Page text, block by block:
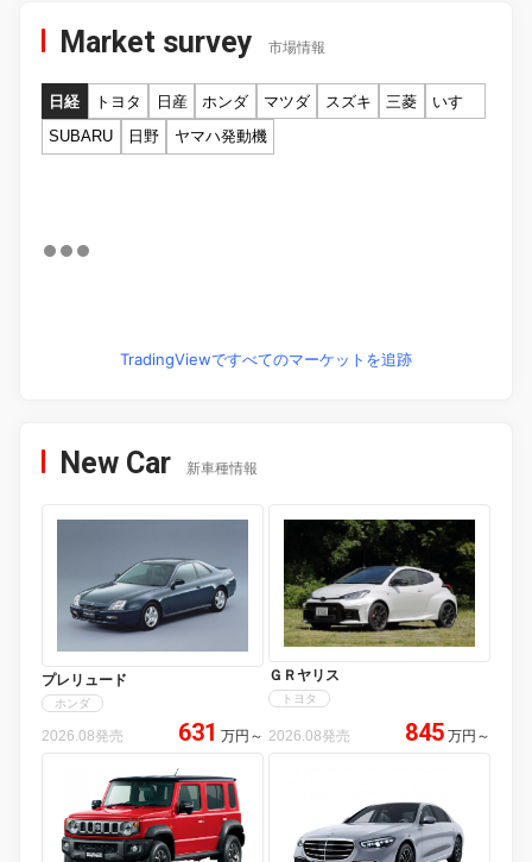
Market survey 市場情報
日経 トヨタ 日産 ホンダ マツダ スズキ 三菱
いすゞ
SUBARU
日野 ヤマハ発動機
TradingViewですべてのマーケットを追跡
New Car 新車種情報
プレリュード
ホンダ
2026.08発売 631 万円 ～
ＧＲヤリス
トヨタ
2026.08発売 845 万円 ～